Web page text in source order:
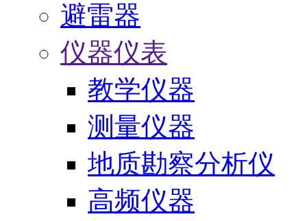
避雷器
仪器仪表
教学仪器
测量仪器
地质勘察分析仪
高频仪器